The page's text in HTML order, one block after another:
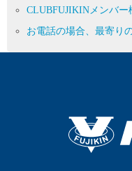
CLUBFUJIKINメンバー
お電話の場合、最寄り